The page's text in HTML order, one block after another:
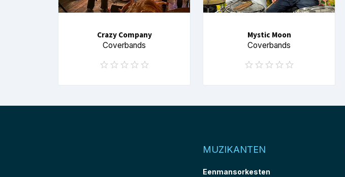
Crazy Company
Coverbands
Mystic Moon
Coverbands
MUZIKANTEN
Eenmansorkesten